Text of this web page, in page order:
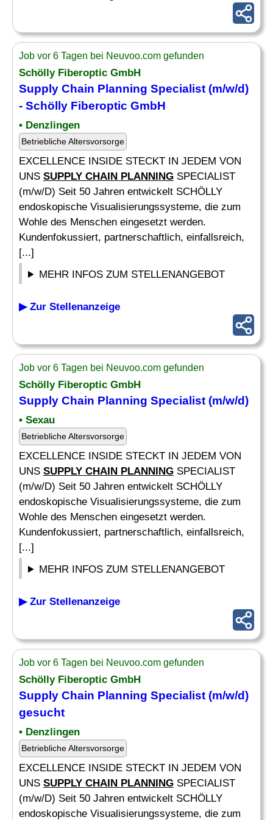
Job vor 6 Tagen bei Neuvoo.com gefunden
Schölly Fiberoptic GmbH
Supply Chain Planning Specialist (m/w/d)
- Schölly Fiberoptic GmbH
• Denzlingen
Betriebliche Altersvorsorge
EXCELLENCE INSIDE STECKT IN JEDEM VON
UNS SUPPLY CHAIN PLANNING SPECIALIST
(m/w/D) Seit 50 Jahren entwickelt SCHÖLLY
endoskopische Visualisierungssysteme, die zum
Wohle des Menschen eingesetzt werden.
Kundenfokussiert, partnerschaftlich, einfallsreich,
[...]
MEHR INFOS ZUM STELLENANGEBOT
▶ Zur Stellenanzeige
Job vor 6 Tagen bei Neuvoo.com gefunden
Schölly Fiberoptic GmbH
Supply Chain Planning Specialist (m/w/d)
• Sexau
Betriebliche Altersvorsorge
EXCELLENCE INSIDE STECKT IN JEDEM VON
UNS SUPPLY CHAIN PLANNING SPECIALIST
(m/w/D) Seit 50 Jahren entwickelt SCHÖLLY
endoskopische Visualisierungssysteme, die zum
Wohle des Menschen eingesetzt werden.
Kundenfokussiert, partnerschaftlich, einfallsreich,
[...]
MEHR INFOS ZUM STELLENANGEBOT
▶ Zur Stellenanzeige
Job vor 6 Tagen bei Neuvoo.com gefunden
Schölly Fiberoptic GmbH
Supply Chain Planning Specialist (m/w/d)
gesucht
• Denzlingen
Betriebliche Altersvorsorge
EXCELLENCE INSIDE STECKT IN JEDEM VON
UNS SUPPLY CHAIN PLANNING SPECIALIST
(m/w/D) Seit 50 Jahren entwickelt SCHÖLLY
endoskopische Visualisierungssysteme, die zum